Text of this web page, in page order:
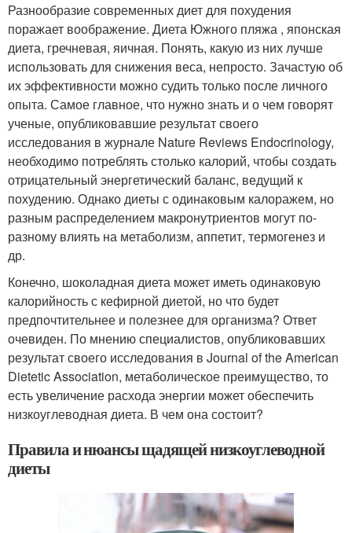
Разнообразие современных диет для похудения
поражает воображение. Диета Южного пляжа , японская
диета, гречневая, яичная. Понять, какую из них лучше
использовать для снижения веса, непросто. Зачастую об
их эффективности можно судить только после личного
опыта. Самое главное, что нужно знать и о чем говорят
ученые, опубликовавшие результат своего
исследования в журнале Nature Reviews Endocrinology,
необходимо потреблять столько калорий, чтобы создать
отрицательный энергетический баланс, ведущий к
похудению. Однако диеты с одинаковым калоражем, но
разным распределением макронутриентов могут по-
разному влиять на метаболизм, аппетит, термогенез и
др.
Конечно, шоколадная диета может иметь одинаковую
калорийность с кефирной диетой, но что будет
предпочтительнее и полезнее для организма? Ответ
очевиден. По мнению специалистов, опубликовавших
результат своего исследования в Journal of the American
Dietetic Association, метаболическое преимущество, то
есть увеличение расхода энергии может обеспечить
низкоуглеводная диета. В чем она состоит?
Правила и нюансы щадящей низкоуглеводной
диеты